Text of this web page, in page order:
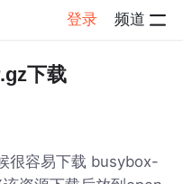
登录 频道
下载
很容易下载 busybox-